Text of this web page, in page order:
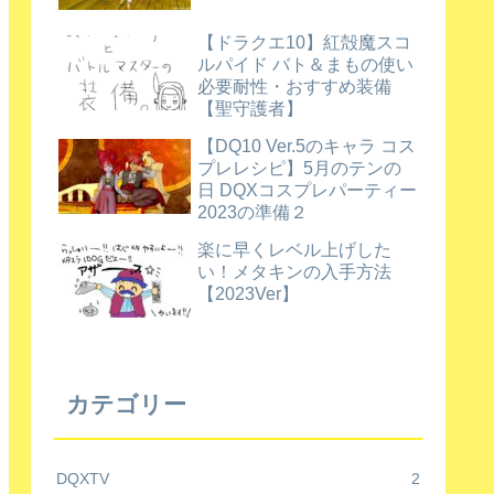
【ドラクエ10】紅殻魔スコ
ルパイド バト＆まもの使い
必要耐性・おすすめ装備
【聖守護者】
【DQ10 Ver.5のキャラ コス
プレレシピ】5月のテンの
日 DQXコスプレパーティー
2023の準備２
楽に早くレベル上げした
い！メタキンの入手方法
【2023Ver】
カテゴリー
DQXTV 2